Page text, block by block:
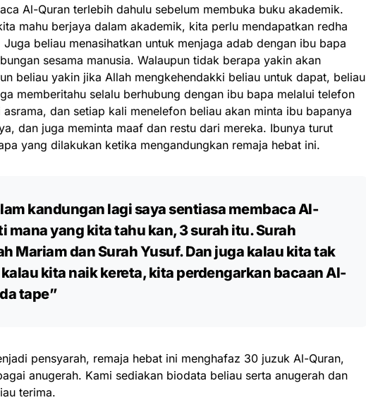
Al-Quran terlebih dahulu sebelum membuka buku akademik.
mahu berjaya dalam akademik, kita perlu mendapatkan redha
beliau menasihatkan untuk menjaga adab dengan ibu bapa
sesama manusia. Walaupun tidak berapa yakin akan
beliau yakin jika Allah mengkehendakki beliau untuk dapat, beliau
memberitahu selalu berhubung dengan ibu bapa melalui telefon
dan setiap kali menelefon beliau akan minta ibu bapanya
dan juga meminta maaf dan restu dari mereka. Ibunya turut
yang dilakukan ketika mengandungkan remaja hebat ini.
kandungan lagi saya sentiasa membaca Al-
mana yang kita tahu kan, 3 surah itu. Surah
Mariam dan Surah Yusuf. Dan juga kalau kita tak
kita naik kereta, kita perdengarkan bacaan Al-
tape”
pensyarah, remaja hebat ini menghafaz 30 juzuk Al-Quran,
anugerah. Kami sediakan biodata beliau serta anugerah dan
terima.